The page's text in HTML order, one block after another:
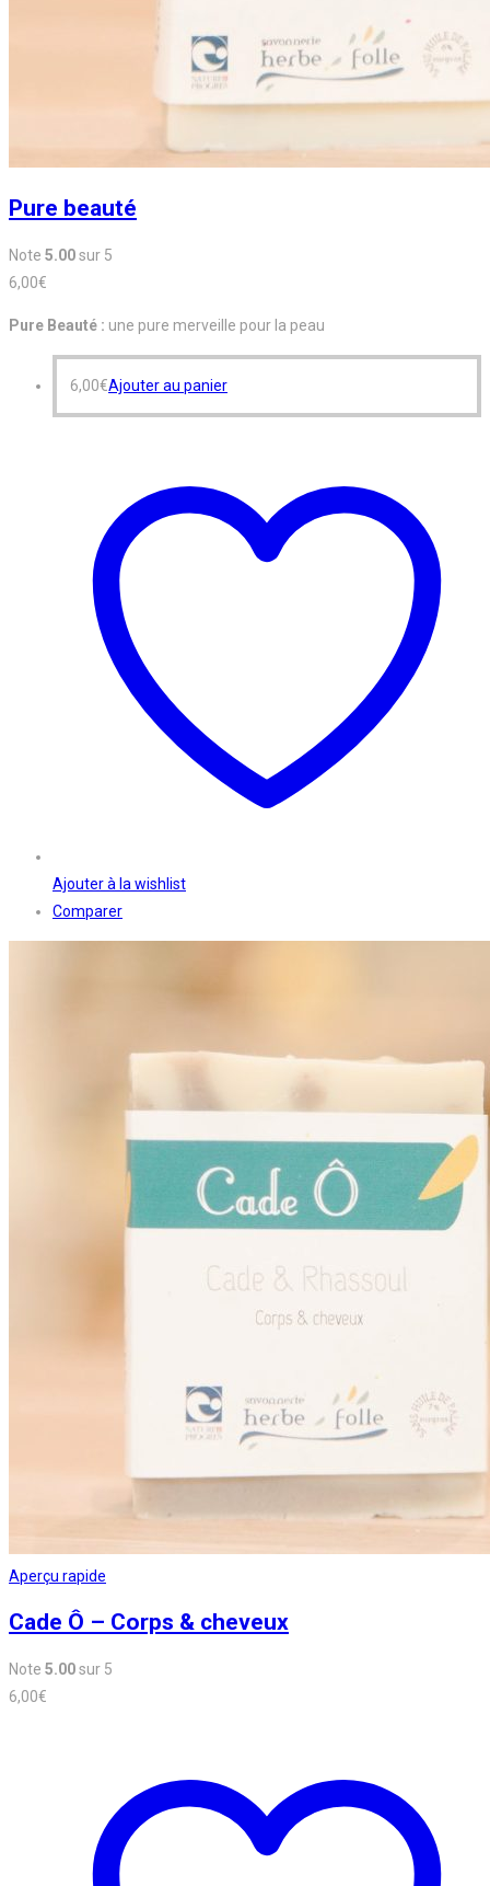
Pure beauté
Note 5.00sur 5
6,00€
Pure Beauté : une pure merveille pour la peau
6,00€Ajouter au panier
Ajouter à la wishlist
Comparer
Aperçu rapide
Cade Ô – Corps & cheveux
Note 5.00sur 5
6,00€